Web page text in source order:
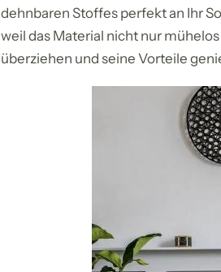
dehnbaren Stoffes perfekt an Ihr
weil das Material nicht nur
überziehen und seine Vorteile